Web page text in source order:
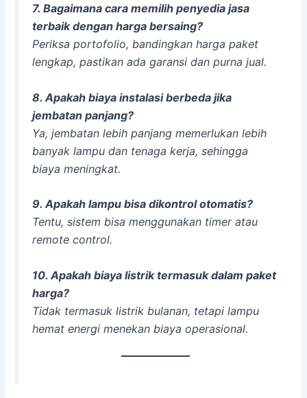
7. Bagaimana cara memilih penyedia jasa
terbaik dengan harga bersaing?
Periksa portofolio, bandingkan harga paket
lengkap, pastikan ada garansi dan purna jual.
8. Apakah biaya instalasi berbeda jika
jembatan panjang?
Ya, jembatan lebih panjang memerlukan lebih
banyak lampu dan tenaga kerja, sehingga
biaya meningkat.
9. Apakah lampu bisa dikontrol otomatis?
Tentu, sistem bisa menggunakan timer atau
remote control.
10. Apakah biaya listrik termasuk dalam paket
harga?
Tidak termasuk listrik bulanan, tetapi lampu
hemat energi menekan biaya operasional.